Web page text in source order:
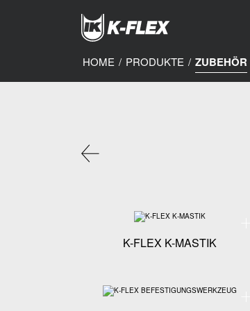
HOME / PRODUKTE / ZUBEHÖR
K-FLEX K-MASTIK